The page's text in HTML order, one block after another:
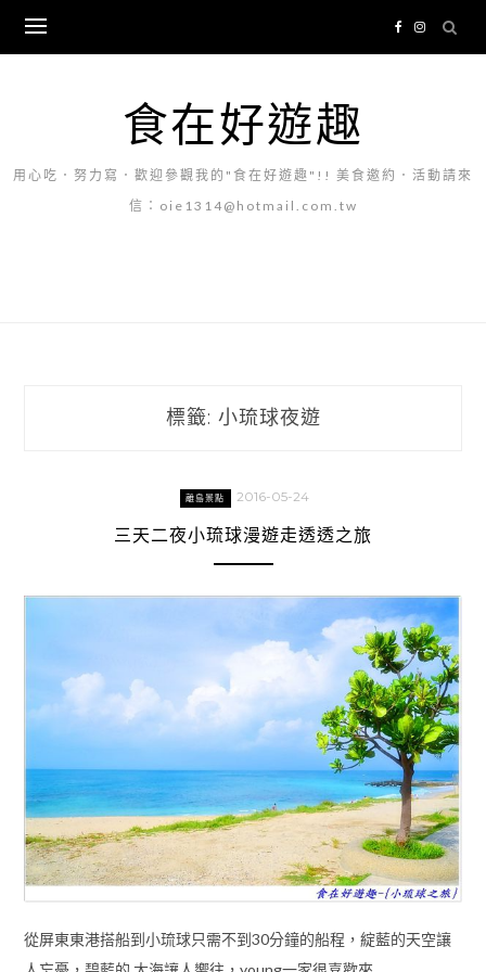
content
食在好遊趣
用心吃．努力寫．歡迎參觀我的"食在好遊趣"!! 美食邀約．活動請來
信：oie1314@hotmail.com.tw
標籤: 小琉球夜遊
離島景點 2016-05-24
三天二夜小琉球漫遊走透透之旅
從屏東東港搭船到小琉球只需不到30分鐘的船程，綻藍的天空讓